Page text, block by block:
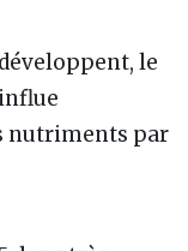
le
nutriments par